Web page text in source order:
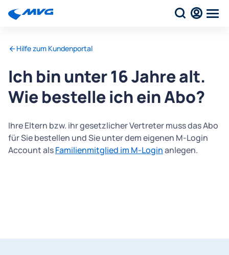
Hilfe zum Kundenportal
Ich bin unter 16 Jahre alt.
Wie bestelle ich ein Abo?
Ihre Eltern bzw. ihr gesetzlicher Vertreter muss das Abo
für Sie bestellen und Sie unter dem eigenen M-Login
Account alsFamilienmitglied im M-Loginanlegen.